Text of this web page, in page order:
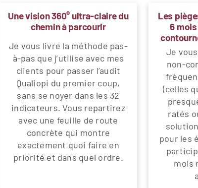
Une vision 360° ultra-claire du
chemin à parcourir
Je vous livre la méthode pas-
à-pas que j’utilise avec mes
clients pour passer l’audit
Qualiopi du premier coup,
sans se noyer dans les 32
indicateurs. Vous repartirez
avec une feuille de route
concrète qui montre
exactement quoi faire en
priorité et dans quel ordre.
Les
6
Je
non-
(celles
ratés
pour les
mois